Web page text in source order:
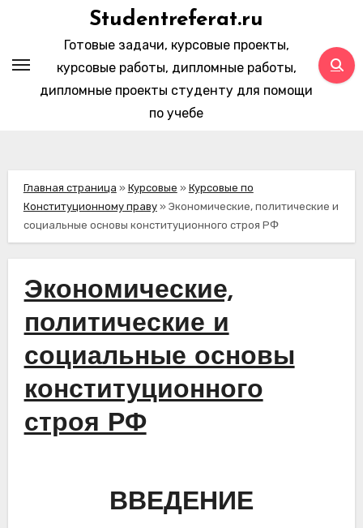
содержимому
Studentreferat.ru
Готовые задачи, курсовые проекты,
курсовые работы, дипломные работы,
дипломные проекты студенту для помощи
по учебе
Главная страница » Курсовые » Курсовые по
Конституционному праву» Экономические, политические и
социальные основы конституционного строя РФ
Экономические,
политические и
социальные основы
конституционного
строя РФ
ВВЕДЕНИЕ